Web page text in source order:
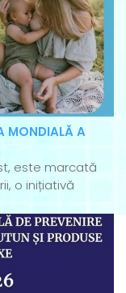
MONDIALĂ A
este marcată
o inițiativă